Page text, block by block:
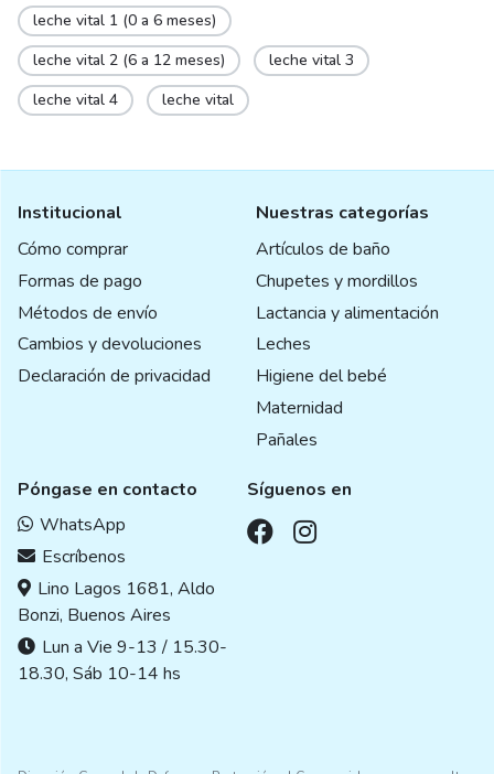
leche vital 1 (0 a 6 meses)
leche vital 2 (6 a 12 meses)
leche vital 3
leche vital 4
leche vital
Institucional
Cómo comprar
Formas de pago
Métodos de envío
Cambios y devoluciones
Declaración de privacidad
Nuestras categorías
Artículos de baño
Chupetes y mordillos
Lactancia y alimentación
Leches
Higiene del bebé
Maternidad
Pañales
Póngase en contacto
WhatsApp
Escríbenos
Lino Lagos 1681, Aldo
Bonzi, Buenos Aires
Lun a Vie 9-13 / 15.30-
18.30, Sáb 10-14 hs
Síguenos en